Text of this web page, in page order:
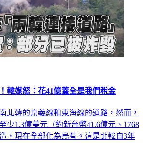
韓媒怒：花41億蓋全是我們稅金
北韓的京義線和東海線的道路，然而，
少1.3億美元（約新台幣41.6億元、1768
，現在全部化為烏有。這是北韓自3年